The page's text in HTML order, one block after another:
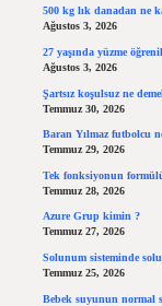
500 kg lık danadan ne
Ağustos 3, 2026
27 yaşında yüzme
Ağustos 3, 2026
Şartsız koşulsuz ne
Temmuz 30, 2026
Baran Yılmaz futbolcu
Temmuz 29, 2026
Tek fonksiyonun
Temmuz 28, 2026
Azure Grup kimin ?
Temmuz 27, 2026
Solunum sisteminde
Temmuz 25, 2026
Bebek suyunun normal